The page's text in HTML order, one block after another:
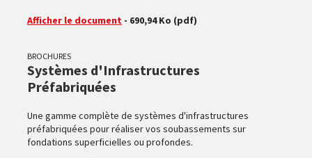
Afficher le document - 690,94 Ko (pdf)
BROCHURES
Systèmes d'Infrastructures
Préfabriquées
Une gamme complète de systèmes d'infrastructures
préfabriquées pour réaliser vos soubassements sur
fondations superficielles ou profondes.